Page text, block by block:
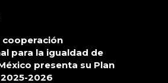
cooperación
para la igualdad de
presenta su Plan
2026